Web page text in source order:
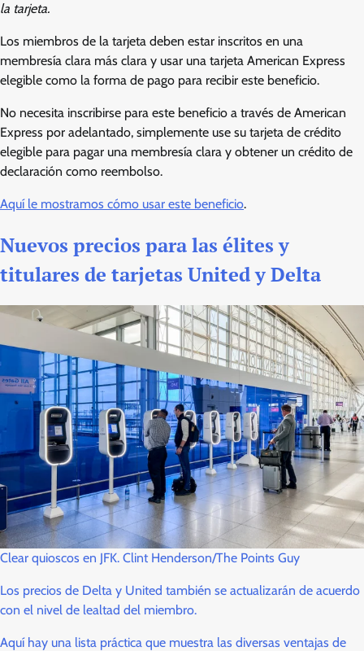
la tarjeta.
Los miembros de la tarjeta deben estar inscritos en una
membresía clara más clara y usar una tarjeta American Express
elegible como la forma de pago para recibir este beneficio.
No necesita inscribirse para este beneficio a través de American
Express por adelantado, simplemente use su tarjeta de crédito
elegible para pagar una membresía clara y obtener un crédito de
declaración como reembolso.
Aquí le mostramos cómo usar este beneficio.
Nuevos precios para las élites y
titulares de tarjetas United y Delta
Clear quioscos en JFK. Clint Henderson/The Points Guy
Los precios de Delta y United también se actualizarán de acuerdo
con el nivel de lealtad del miembro.
Aquí hay una lista práctica que muestra las diversas ventajas de